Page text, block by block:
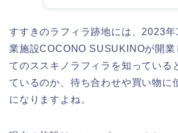
すすきのラフィラ跡地には、2023
業施設COCONO SUSUKINOが開業
てのススキノラフィラを知っている
ているのか、待ち合わせや買い物に
になりますよね。